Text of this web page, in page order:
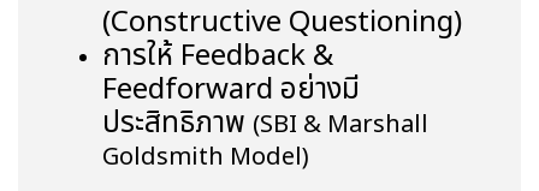
(Constructive Questioning)
การให้ Feedback &
Feedforward อย่างมี
ประสิทธิภาพ (SBI & Marshall
Goldsmith Model)